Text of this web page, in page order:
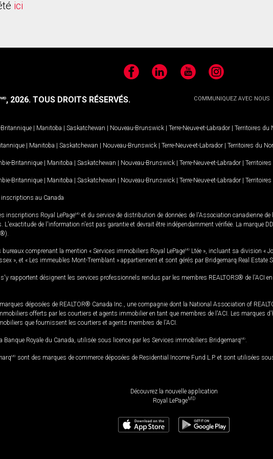
ici
FacebookLinkedIn YouTubeInstagram
COMMUNIQUEZ AVEC NOUS
MD, 2026. TOUS DROITS RÉSERVÉS.
| Manitoba | Saskatchewan | Nouveau-Brunswick | Terre-Neuve-et-Labrador | Territoires du
| Manitoba | Saskatchewan | Nouveau-Brunswick | Terre-Neuve-et-Labrador | Territoires du
Britannique | Manitoba | Saskatchewan | Nouveau-Brunswick | Terre-Neuve-et-Labrador |
Britannique | Manitoba | Saskatchewan | Nouveau-Brunswick | Terre-Neuve-et-Labrador |
inscriptions au Canada
inscriptions Royal LePageMD et du service de distribution de données de l'Association canadienne
de l'information n'est pas garantie et devrait être indépendamment vérifiée. La marque
comprenant la mention « Services immobiliers Royal LePageMD Ltée », incluant sa division «
», et « Les immeubles Mont-Tremblant » appartiennent et sont gérés par Bridgemarq Real Estate
rapportent désignent les services professionnels rendus par les membres REALTORS® de l'ACI
déposées de REALTOR® Canada Inc., une compagnie dont la National Association of
offerts par les courtiers et agents immobilier en tant que membres de l'ACI. Les
que fournissent les courtiers et agents membres de l'ACI.
Banque Royale du Canada, utilisée sous licence par les Services immobiliers BridgemarqMD
MD sont des marques de commerce déposées de Residential Income Fund L.P. et sont utilisées
Découvrez la nouvelle application
Royal LePageMD